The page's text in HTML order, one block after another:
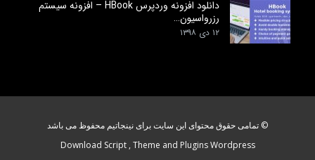
دانلود افزونه وردپرس HBook – افزونه سیستم
رزرواسیون…
۱۲ دی ۱۳۹۸
© تمامی حقوق محتوای این سایت برای نینجاتیم محفوظ می باشد
Download Script , Theme and Plugins Wordpress